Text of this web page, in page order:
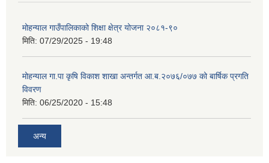
मोहन्याल गाउँपालिकाको शिक्षा क्षेत्र योजना २०८१-९०
मिति: 07/29/2025 - 19:48
मोहन्याल गा.पा कृषि विकाश शाखा अन्तर्गत आ.ब.२०७६/०७७ को बार्षिक प्रगति
विवरण
मिति: 06/25/2020 - 15:48
अन्य